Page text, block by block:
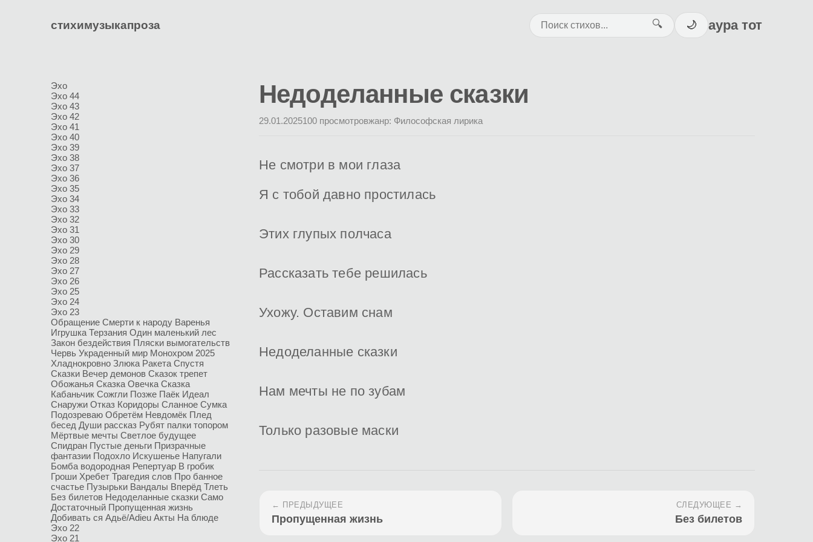
стихимузыкапроза 🔍 🌙 аура тот
Эхо
Эхо 44
Эхо 43
Эхо 42
Эхо 41
Эхо 40
Эхо 39
Эхо 38
Эхо 37
Эхо 36
Эхо 35
Эхо 34
Эхо 33
Эхо 32
Эхо 31
Эхо 30
Эхо 29
Эхо 28
Эхо 27
Эхо 26
Эхо 25
Эхо 24
Эхо 23
Обращение Смерти к народу Варенья
Игрушка Терзания Один маленький лес
Закон бездействия Пляски вымогательств
Червь Украденный мир Монохром 2025
Хладнокровно Злюка Ракета Спустя
Сказки Вечер демонов Сказок трепет
Обожанья Сказка Овечка Сказка
Кабаньчик Сожгли Позже Паёк Идеал
Снаружи Отказ Коридоры Сланное Сумка
Подозреваю Обретём Невдомёк Плед
бесед Души рассказ Рубят палки топором
Мёртвые мечты Светлое будущее
Спидран Пустые деньги Призрачные
фантазии Подохло Искушенье Напугали
Бомба водородная Репертуар В гробик
Гроши Хребет Трагедия слов Про банное
счастье Пузырьки Вандалы Вперёд Тлеть
Без билетов Недоделанные сказки Само
Достаточный Пропущенная жизнь
Добивать ся Адьё/Adieu Акты На блюде
Эхо 22
Эхо 21
Недоделанные сказки
29.01.2025100 просмотровжанр: Философская лирика
Не смотри в мои глаза
Я с тобой давно простилась
Этих глупых полчаса
Рассказать тебе решилась
Ухожу. Оставим снам
Недоделанные сказки
Нам мечты не по зубам
Только разовые маски
← ПРЕДЫДУЩЕЕ
Пропущенная жизнь
СЛЕДУЮЩЕЕ →
Без билетов